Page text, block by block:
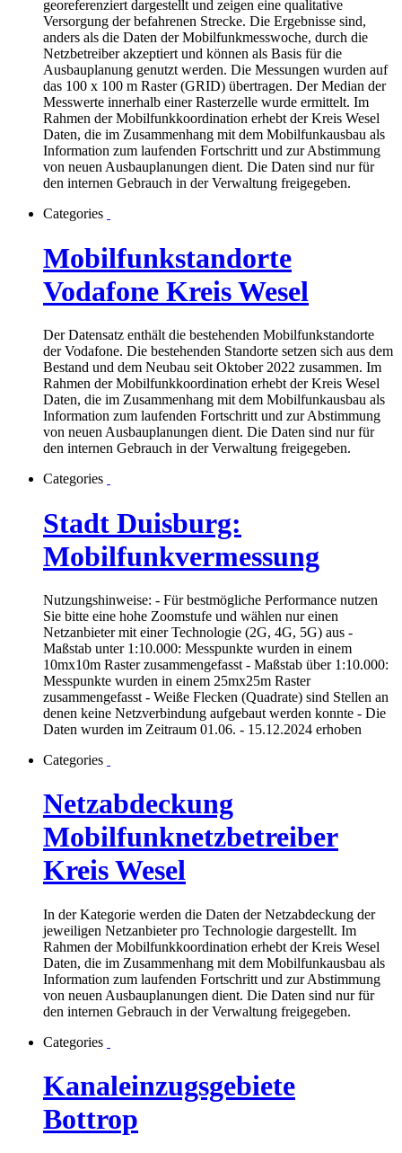
georeferenziert dargestellt und zeigen eine qualitative
Versorgung der befahrenen Strecke. Die Ergebnisse sind,
anders als die Daten der Mobilfunkmesswoche, durch die
Netzbetreiber akzeptiert und können als Basis für die
Ausbauplanung genutzt werden. Die Messungen wurden auf
das 100 x 100 m Raster (GRID) übertragen. Der Median der
Messwerte innerhalb einer Rasterzelle wurde ermittelt. Im
Rahmen der Mobilfunkkoordination erhebt der Kreis Wesel
Daten, die im Zusammenhang mit dem Mobilfunkausbau als
Information zum laufenden Fortschritt und zur Abstimmung
von neuen Ausbauplanungen dient. Die Daten sind nur für
den internen Gebrauch in der Verwaltung freigegeben.
Categories
Mobilfunkstandorte
Vodafone Kreis Wesel
Der Datensatz enthält die bestehenden Mobilfunkstandorte
der Vodafone. Die bestehenden Standorte setzen sich aus dem
Bestand und dem Neubau seit Oktober 2022 zusammen. Im
Rahmen der Mobilfunkkoordination erhebt der Kreis Wesel
Daten, die im Zusammenhang mit dem Mobilfunkausbau als
Information zum laufenden Fortschritt und zur Abstimmung
von neuen Ausbauplanungen dient. Die Daten sind nur für
den internen Gebrauch in der Verwaltung freigegeben.
Categories
Stadt Duisburg:
Mobilfunkvermessung
Nutzungshinweise: - Für bestmögliche Performance nutzen
Sie bitte eine hohe Zoomstufe und wählen nur einen
Netzanbieter mit einer Technologie (2G, 4G, 5G) aus -
Maßstab unter 1:10.000: Messpunkte wurden in einem
10mx10m Raster zusammengefasst - Maßstab über 1:10.000:
Messpunkte wurden in einem 25mx25m Raster
zusammengefasst - Weiße Flecken (Quadrate) sind Stellen an
denen keine Netzverbindung aufgebaut werden konnte - Die
Daten wurden im Zeitraum 01.06. - 15.12.2024 erhoben
Categories
Netzabdeckung
Mobilfunknetzbetreiber
Kreis Wesel
In der Kategorie werden die Daten der Netzabdeckung der
jeweiligen Netzanbieter pro Technologie dargestellt. Im
Rahmen der Mobilfunkkoordination erhebt der Kreis Wesel
Daten, die im Zusammenhang mit dem Mobilfunkausbau als
Information zum laufenden Fortschritt und zur Abstimmung
von neuen Ausbauplanungen dient. Die Daten sind nur für
den internen Gebrauch in der Verwaltung freigegeben.
Categories
Kanaleinzugsgebiete
Bottrop